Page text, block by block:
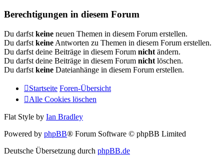
Berechtigungen in diesem Forum
Du darfst keine neuen Themen in diesem Forum erstellen.
Du darfst keine Antworten zu Themen in diesem Forum erstellen.
Du darfst deine Beiträge in diesem Forum nicht ändern.
Du darfst deine Beiträge in diesem Forum nicht löschen.
Du darfst keine Dateianhänge in diesem Forum erstellen.
Startseite Foren-Übersicht
Alle Cookies löschen
Flat Style by Ian Bradley
Powered by phpBB® Forum Software © phpBB Limited
Deutsche Übersetzung durch phpBB.de